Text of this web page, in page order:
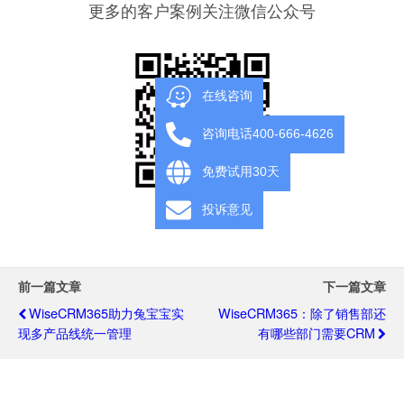
更多的客户案例关注微信公众号
前一篇文章
WiseCRM365助力兔宝宝实
现多产品线统一管理
下一篇文章
WiseCRM365：除了销售部还
有哪些部门需要CRM
在线咨询
咨询电话400-666-4626
免费试用30天
投诉意见